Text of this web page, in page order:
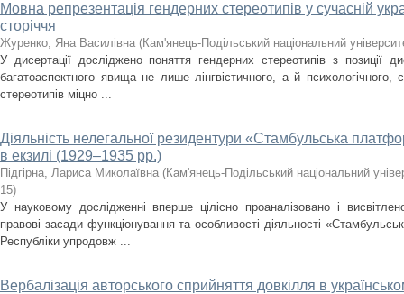
Мовна репрезентація гендерних стереотипів у сучасній
сторіччя
Журенко, Яна Василівна (Кам'янець-Подільський національний
У дисертації досліджено поняття гендерних стереотипів з позиції
багатоаспектного явища не лише лінгвістичного, а й психологічного,
стереотипів міцно ...
Діяльність нелегальної резидентури «Стамбульська
в екзилі (1929–1935 рр.)
Підгірна, Лариса Миколаївна (Кам'янець-Подільський національний
15)
У науковому дослідженні вперше цілісно проаналізовано і
правові засади функціонування та особливості діяльності
Республіки упродовж ...
Вербалізація авторського сприйняття довкілля в